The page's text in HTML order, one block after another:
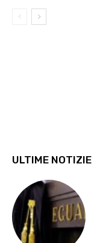
ULTIME NOTIZIE